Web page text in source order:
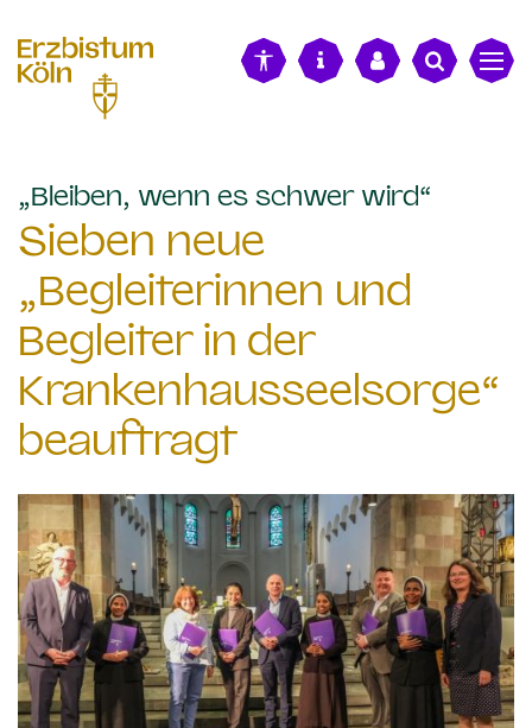
„Bleiben, wenn es schwer wird“
Sieben neue
„Begleiterinnen und
Begleiter in der
Krankenhausseelsorge“
beauftragt